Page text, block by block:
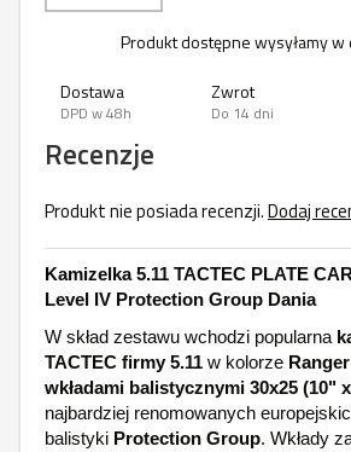
Produkt dostępne wysyłamy w
Dostawa
DPD w 48h
Zwrot
Do 14 dni
Recenzje
Produkt nie posiada recenzji.Dodaj
Kamizelka 5.11 TACTEC PLATE
Level IV Protection Group Dania
W skład zestawu wchodzi popularna
TACTEC firmy 5.11 w kolorze
wkładami balistycznymi 30x25 (10"
najbardziej renomowanych
balistyki Protection Group. Wkłady